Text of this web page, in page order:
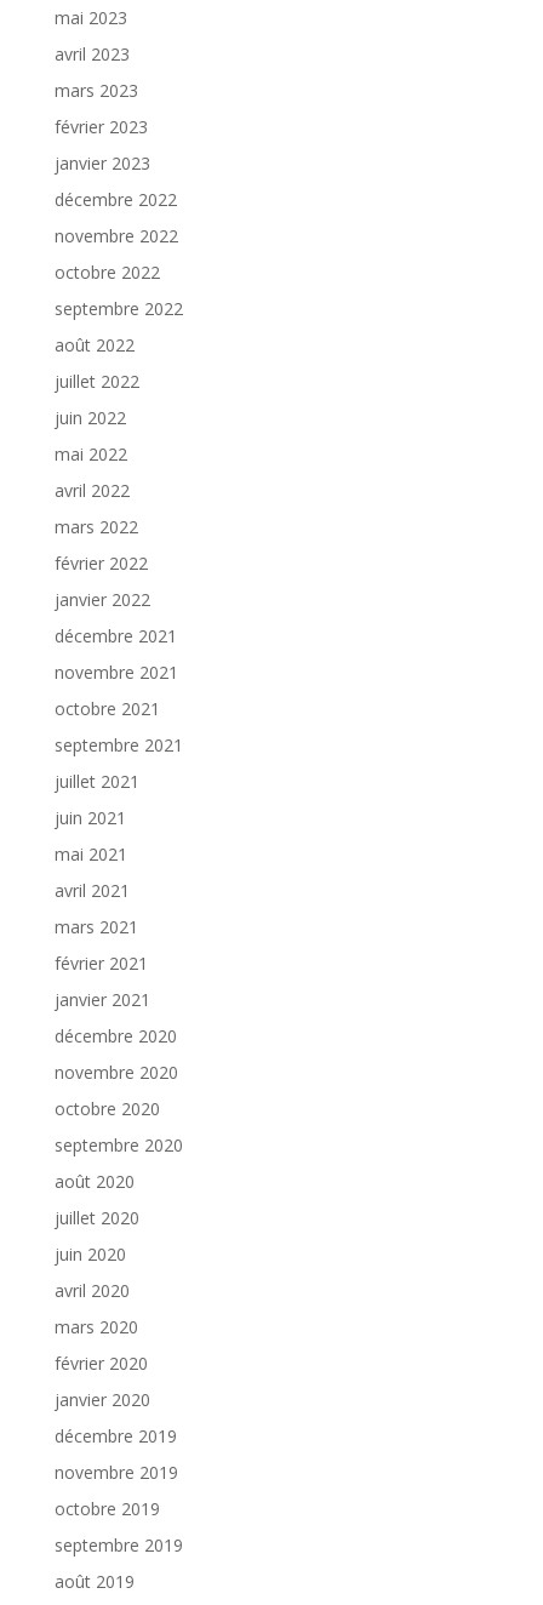
mai 2023
avril 2023
mars 2023
février 2023
janvier 2023
décembre 2022
novembre 2022
octobre 2022
septembre 2022
août 2022
juillet 2022
juin 2022
mai 2022
avril 2022
mars 2022
février 2022
janvier 2022
décembre 2021
novembre 2021
octobre 2021
septembre 2021
juillet 2021
juin 2021
mai 2021
avril 2021
mars 2021
février 2021
janvier 2021
décembre 2020
novembre 2020
octobre 2020
septembre 2020
août 2020
juillet 2020
juin 2020
avril 2020
mars 2020
février 2020
janvier 2020
décembre 2019
novembre 2019
octobre 2019
septembre 2019
août 2019